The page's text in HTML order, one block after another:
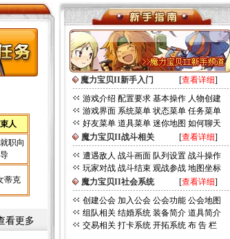
人
职向
导
蒂克
看更多
魔力宝贝II新手入门 [查看详细]
游戏介绍 配置要求 基本操作 人物创建
游戏界面 系统菜单 状态菜单 任务菜单
好友菜单 道具菜单 迷你地图 如何聊天
魔力宝贝II战斗相关
[查看详细]
遭遇敌人 战斗画面 队列设置 战斗操作
玩家对战 战斗结束 观战参战 地图坐标
魔力宝贝II社会系统
[查看详细]
创建公会 加入公会 公会功能 公会地图
组队相关 结婚系统 装备简介 道具简介
交易相关 打卡系统 开拓系统 布 告 栏